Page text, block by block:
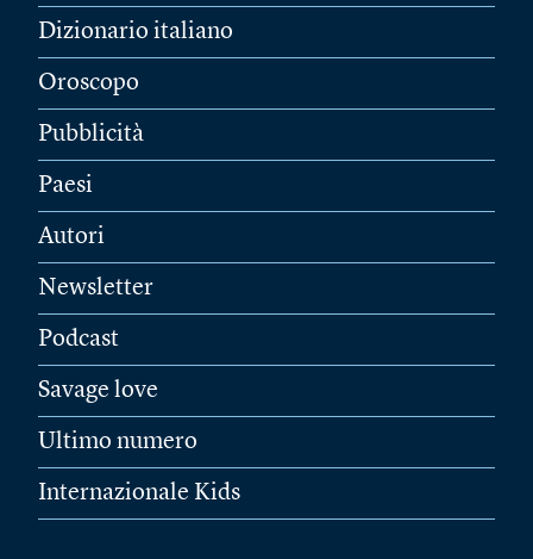
Dizionario italiano
Oroscopo
Pubblicità
Paesi
Autori
Newsletter
Podcast
Savage love
Ultimo numero
Internazionale Kids